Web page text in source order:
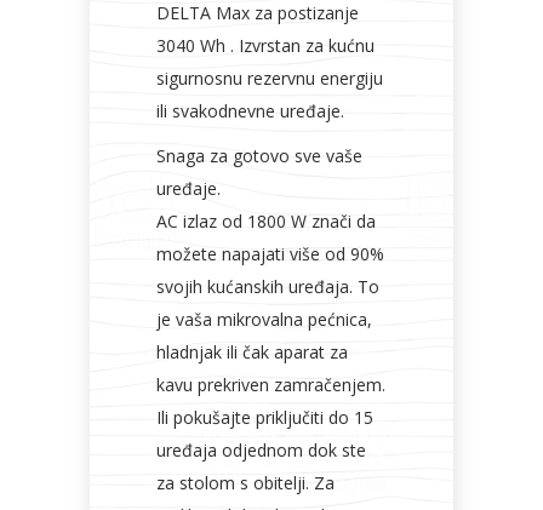
DELTA Max za postizanje
3040 Wh . Izvrstan za kućnu
sigurnosnu rezervnu energiju
ili svakodnevne uređaje.
Snaga za gotovo sve vaše
uređaje.
AC izlaz od 1800 W znači da
možete napajati više od 90%
svojih kućanskih uređaja. To
je vaša mikrovalna pećnica,
hladnjak ili čak aparat za
kavu prekriven zamračenjem.
Ili pokušajte priključiti do 15
uređaja odjednom dok ste
za stolom s obitelji. Za